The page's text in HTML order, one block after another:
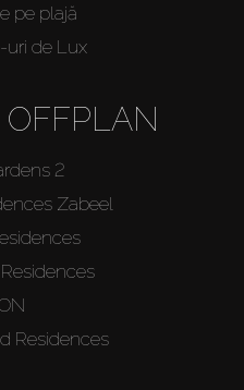
pe plajă
uri de Lux
OFFPLAN
2
Zabeel
Residences